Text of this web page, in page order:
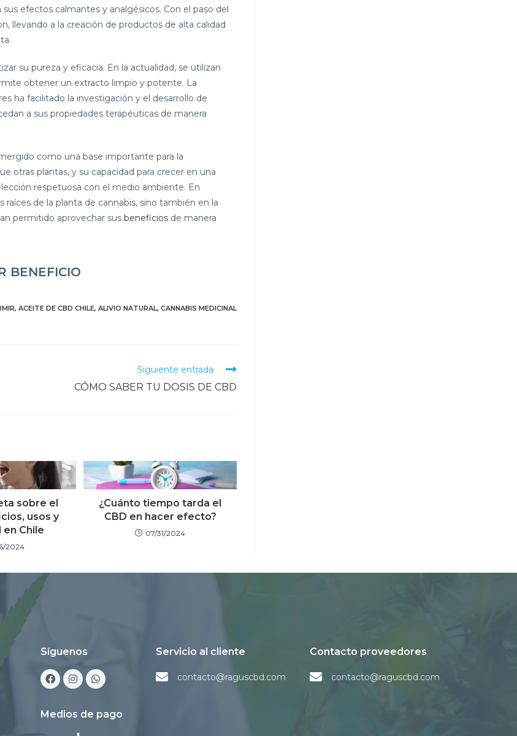
efectos calmantes y analgésicos. Con el paso del
llevando a la creación de productos de alta calidad
su pureza y eficacia. En la actualidad, se utilizan
obtener un extracto limpio y potente. La
ha facilitado la investigación y el desarrollo de
a sus propiedades terapéuticas de manera
como una base importante para la
otras plantas, y su capacidad para crecer en una
respetuosa con el medio ambiente. En
de la planta de cannabis, sino también en la
permitido aprovechar sus beneficios de manera
BENEFICIO
, ACEITE DE CBD CHILE, ALIVIO NATURAL, CANNABIS MEDICINAL
Siguiente entrada
CÓMO SABER TU DOSIS DE CBD
sobre el
usos y
en Chile
2024
¿Cuánto tiempo tarda el
CBD en hacer efecto?
07/31/2024
Síguenos Servicio al cliente
contacto@raguscbd.com
Contacto proveedores
contacto@raguscbd.com
Medios de pago